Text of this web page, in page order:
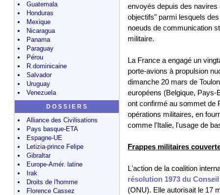
envoyés depuis des
objectifs" parmi lesquels
noeuds de communication
militaire.
La France a engagé un
porte-avions à propulsion
dimanche 20 mars de
européens (Belgique,
ont confirmé au sommet de
opérations militaires, en
comme l'Italie, l'usage de
Frappes militaires
L'action de la coalition
résolution 1973 du
(ONU). Elle autorisait le 17
Guatemala
Honduras
Mexique
Nicaragua
Panama
Paraguay
Pérou
R.dominicaine
Salvador
Uruguay
Venezuela
D O S S I E R S
Alliance des Civilisations
Pays basque-ETA
Espagne-UE
Letizia-prince Felipe
Gibraltar
Europe-Amér. latine
Irak
Droits de l'homme
Florence Cassez